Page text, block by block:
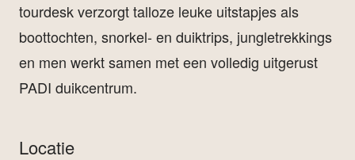
tourdesk verzorgt talloze leuke uitstapjes als
boottochten, snorkel- en duiktrips, jungletrekkings
en men werkt samen met een volledig uitgerust
PADI duikcentrum.
Locatie